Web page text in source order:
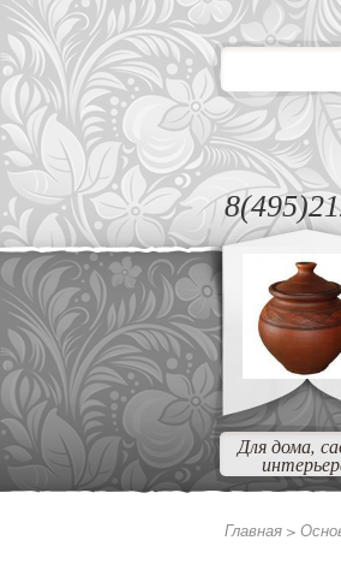
Для дома,
Главная >